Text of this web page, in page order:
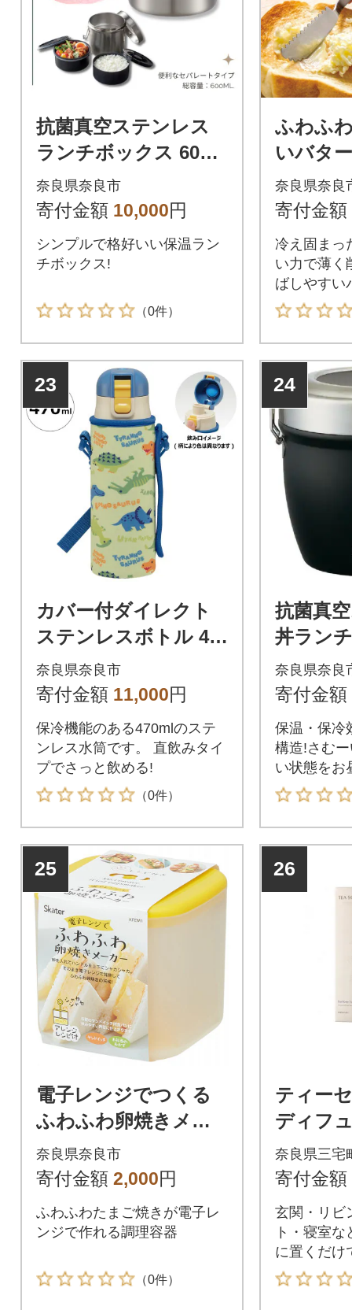
抗菌真空ステンレス
ランチボックス 600m
lベーシック 10-087 S
TLB1AG 550317
奈良県奈良市
寄付金額 10,000円
シンプルで格好いい保温ラン
チボックス!
（0件）
ふわふ
いバタ
ーター
2 313745
奈良県奈良
寄付金額
冷え固まっ
い力で薄く
ばしやすい
23
カバー付ダイレクト
ステンレスボトル 47
0ml KSDC4【ディノ
サウルス】 624544
奈良県奈良市
寄付金額 11,000円
保冷機能のある470mlのステ
ンレス水筒です。 直飲みタイ
プでさっと飲める!
（0件）
24
抗菌真
丼ラン
量
ラック
奈良県奈良
寄付金額
保温・保冷
構造!さむ
い状態をお
25
電子レンジでつくる
ふわふわ卵焼きメー
カー KFEM1 2-016 ス
ケーター 466861
奈良県奈良市
寄付金額 2,000円
ふわふわたまご焼きが電子レ
ンジで作れる調理容器
（0件）
26
ティー
ディフ
ルグレ
り 晴香
奈良県三宅
寄付金額
玄関・リビ
ト・寝室
に置くだけ
す。